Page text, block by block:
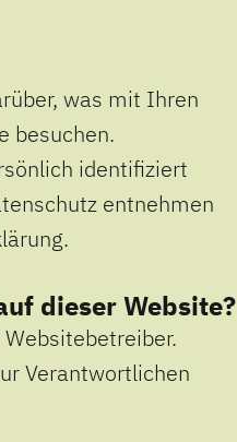
was mit Ihren
besuchen.
identifiziert
entnehmen
dieser Website?
Verantwortlichen